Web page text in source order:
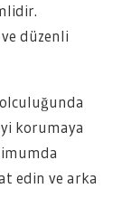
düzenli
korumaya
edin ve arka